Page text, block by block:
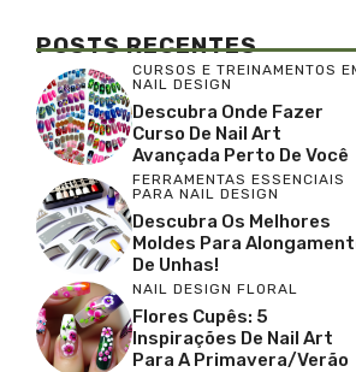
POSTS RECENTES
CURSOS E TREINAMENTOS
NAIL DESIGN
Descubra Onde Fazer
Curso De Nail Art
Avançada Perto De Você
FERRAMENTAS ESSENCIAIS
PARA NAIL DESIGN
Descubra Os Melhores
Moldes Para
De Unhas!
NAIL DESIGN FLORAL
Flores Cupês: 5
Inspirações De Nail Art
Para A Primavera/Verão